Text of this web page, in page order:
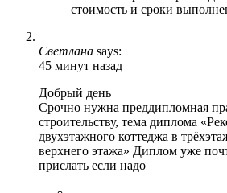
стоимость и сроки
Светлана says:
45 минут назад
Добрый день
Срочно нужна преддипломная
строительству, тема диплома
двухэтажного коттеджа в
верхнего этажа» Диплом уже
прислать если надо